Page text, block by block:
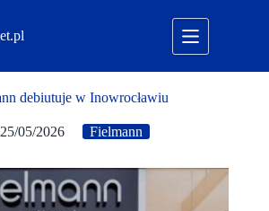
debiutuje w Inowrocławiu
25/05/2026 Fielmann